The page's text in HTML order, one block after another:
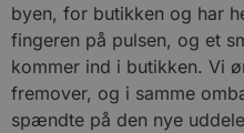
byen, for butikken og har
fingeren på pulsen, og et
kommer ind i butikken. Vi
fremover, og i samme
spændte på den nye